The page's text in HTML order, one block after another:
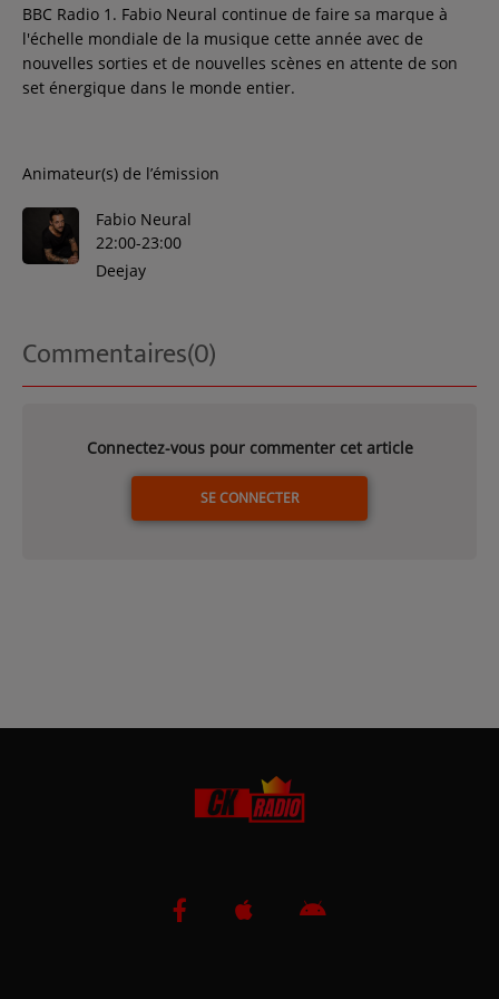
BBC Radio 1. Fabio Neural continue de faire sa marque à
l'échelle mondiale de la musique cette année avec de
nouvelles sorties et de nouvelles scènes en attente de son
set énergique dans le monde entier.
Animateur(s) de l’émission
Fabio Neural
22:00-23:00
Deejay
Commentaires(0)
Connectez-vous pour commenter cet article
SE CONNECTER